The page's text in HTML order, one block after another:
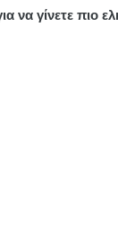
να γίνετε πιο